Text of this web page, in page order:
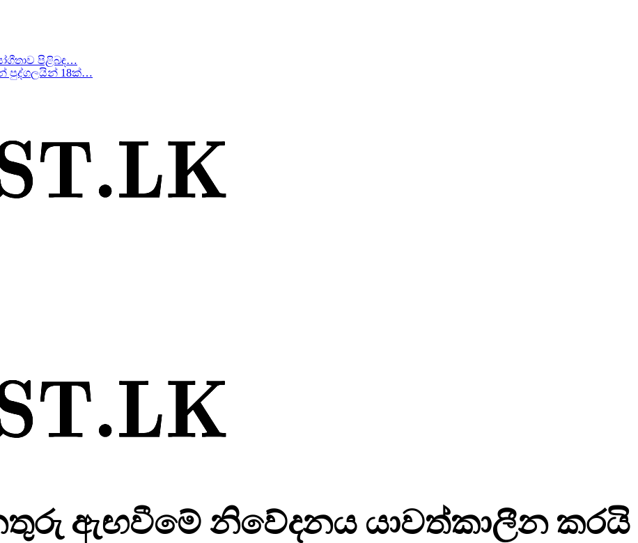
පිළිබඳ…
පුද්ගලයින් 18ක්…
ඇඟවීමේ නිවේදනය යාවත්කාලීන කරයි